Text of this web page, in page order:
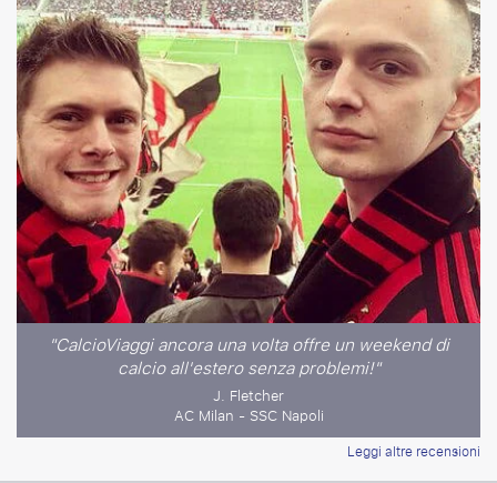
"CalcioViaggi ancora una volta offre un weekend di
calcio all'estero senza problemi!"
J. Fletcher
AC Milan - SSC Napoli
Leggi altre recensioni